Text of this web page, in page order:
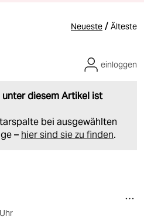
Neueste / Älteste
diesem Artikel ist
bei ausgewählten
– hier sind sie zu finden.
einloggen